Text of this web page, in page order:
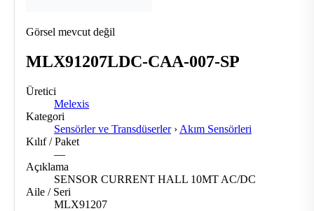
Görsel mevcut değil
MLX91207LDC-CAA-007-SP
Üretici
Melexis
Kategori
Sensörler ve Transdüserler › Akım Sensörleri
Kılıf / Paket
—
Açıklama
SENSOR CURRENT HALL 10MT AC/DC
Aile / Seri
MLX91207